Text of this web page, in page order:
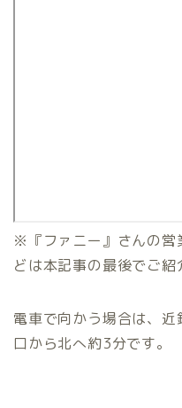
※『ファニー』さんの営
どは本記事の最後でご紹
電車で向かう場合は、
口から北へ約3分です。